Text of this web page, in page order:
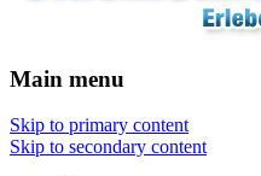
Main menu
Skip to primary content
Skip to secondary content